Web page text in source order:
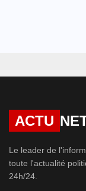
ACTU
Le leader de
toute l'actualité
24h/24.